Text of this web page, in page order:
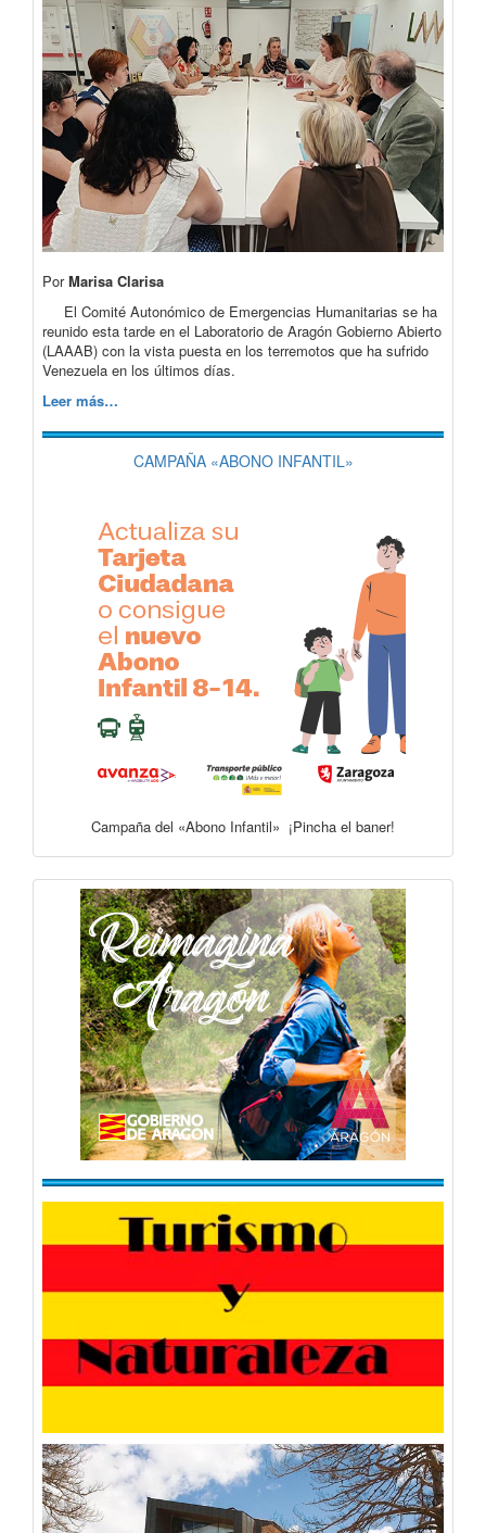
PorMarisa Clarisa
El Comité Autonómico de Emergencias Humanitarias se ha
reunido esta tarde en el Laboratorio de Aragón Gobierno Abierto
(LAAAB) con la vista puesta en los terremotos que ha sufrido
Venezuela en los últimos días.
Leer más…
CAMPAÑA «ABONO INFANTIL»
Campaña del «Abono Infantil» ¡Pincha el baner!